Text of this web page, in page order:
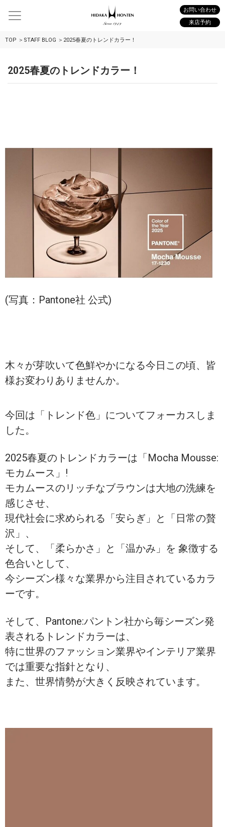
お問い合わせ
来店予約
TOP STAFF BLOG 2025春夏のトレンドカラー！
2025春夏のトレンドカラー！
(写真：Pantone社 公式)
木々が芽吹いて色鮮やかになる今日この頃、皆
様お変わりありませんか。
今回は「トレンド色」についてフォーカスしま
した。
2025春夏のトレンドカラーは「Mocha Mousse:
モカムース」!
モカムースのリッチなブラウンは大地の洗練を
感じさせ、
現代社会に求められる「安らぎ」と「日常の贅
沢」、
そして、「柔らかさ」と「温かみ」を 象徴する
色合いとして、
今シーズン様々な業界から注目されているカラ
ーです。
そして、Pantone:パントン社から毎シーズン発
表されるトレンドカラーは、
特に世界のファッション業界やインテリア業界
では重要な指針となり、
また、世界情勢が大きく反映されています。